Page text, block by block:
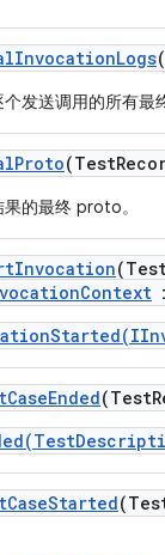
InvocationLogs
发送调用的所有最
Proto(Test
的最终 proto。
Invocation
Context
CaseEnded(Test
CaseStarted